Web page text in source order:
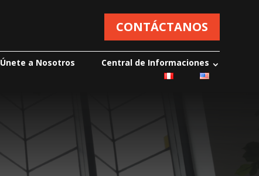
CONTÁCTANOS
Únete a Nosotros Central de Informaciones